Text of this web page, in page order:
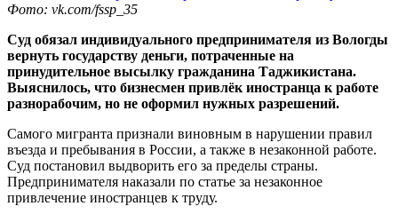
Фото: vk.com/fssp_35
Суд обязал индивидуального предпринимателя из Вологды
вернуть государству деньги, потраченные на
принудительное высылку гражданина Таджикистана.
Выяснилось, что бизнесмен привлёк иностранца к работе
разнорабочим, но не оформил нужных разрешений.
Самого мигранта признали виновным в нарушении правил
въезда и пребывания в России, а также в незаконной работе.
Суд постановил выдворить его за пределы страны.
Предпринимателя наказали по статье за незаконное
привлечение иностранцев к труду.